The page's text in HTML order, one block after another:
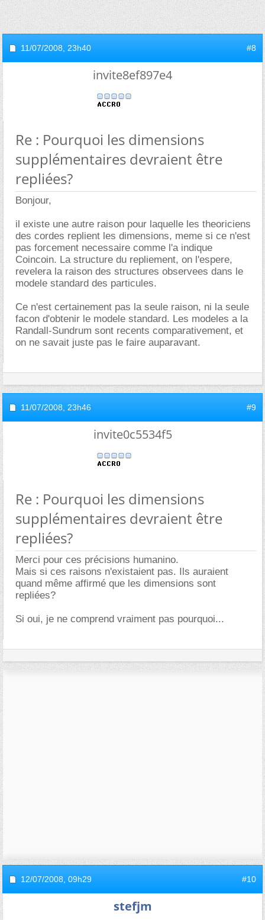
11/07/2008, 23h40 #8
invite8ef897e4
Re : Pourquoi les dimensions
supplémentaires devraient être
repliées?
Bonjour,
il existe une autre raison pour laquelle les theoriciens
des cordes replient les dimensions, meme si ce n'est
pas forcement necessaire comme l'a indique
Coincoin. La structure du repliement, on l'espere,
revelera la raison des structures observees dans le
modele standard des particules.
Ce n'est certainement pas la seule raison, ni la seule
facon d'obtenir le modele standard. Les modeles a la
Randall-Sundrum sont recents comparativement, et
on ne savait juste pas le faire auparavant.
11/07/2008, 23h46 #9
invite0c5534f5
Re : Pourquoi les dimensions
supplémentaires devraient être
repliées?
Merci pour ces précisions humanino.
Mais si ces raisons n'existaient pas. Ils auraient
quand même affirmé que les dimensions sont
repliées?
Si oui, je ne comprend vraiment pas pourquoi...
12/07/2008, 09h29 #10
stefjm